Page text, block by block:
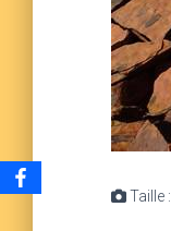
Taille :